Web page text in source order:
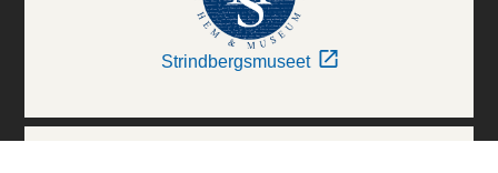
Strindbergsmuseet